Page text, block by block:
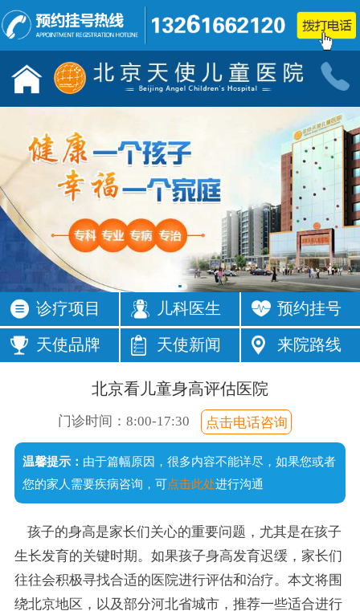
儿童发育行为科门诊
多动症 抽动症
发育迟缓
语言障碍
遗尿症
矮小症
自闭症
注意力不集
中
按症状
活动过多 频繁眨眼
发育落后
成绩差
小儿神经
按病种
智力低下
智力发育
缓
癫痫
按症状
常流口水
足外翻
诊疗项目 儿科医生 预约挂号
天使品牌 天使新闻 来院路线
北京看儿童身高评估医院
门诊时间：8:00-17:30 点击电话咨询
温馨提示： 由于篇幅原因，很多内容不能详尽，如果您或者
您的家人需要疾病咨询，可点击此处进行沟通
孩子的身高是家长们关心的重要问题，尤其是在孩子
生长发育的关键时期。如果孩子身高发育迟缓，家长们
往往会积极寻找合适的医院进行评估和治疗。本文将围
绕北京地区，以及部分河北省城市，推荐一些适合进行